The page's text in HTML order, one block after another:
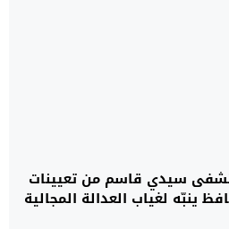
سيدي قاسم من تعيينات
ينبّه لغياب العدالة المجالية